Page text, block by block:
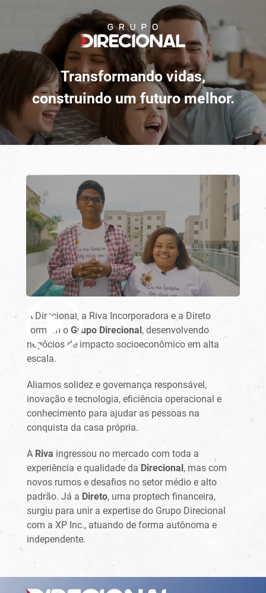
Pular para o conteúdo
Transformando vidas,
construindo um futuro melhor.
A Direcional, a Riva Incorporadora e a Direto
formam o Grupo Direcional , desenvolvendo
negócios de impacto socioeconômico em alta
escala.
Aliamos solidez e governança responsável,
inovação e tecnologia, eficiência operacional e
conhecimento para ajudar as pessoas na
conquista da casa própria.
A Riva ingressou no mercado com toda a
experiência e qualidade da Direcional , mas com
novos rumos e desafios no setor médio e alto
padrão. Já a Direto, uma proptech financeira,
surgiu para unir a expertise do Grupo Direcional
com a XP Inc., atuando de forma autônoma e
independente.